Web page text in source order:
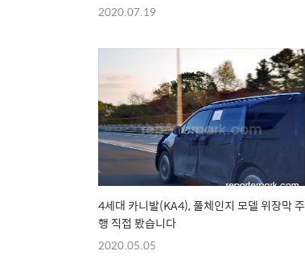
2020.07.19
4세대 카니발(KA4), 풀체인지 모델 위장막 주
행 직접 봤습니다
2020.05.05